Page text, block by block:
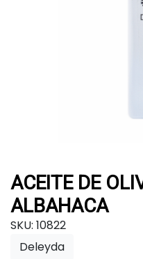
ACEITE DE
ALBAHACA
SKU: 10822
Deleyda